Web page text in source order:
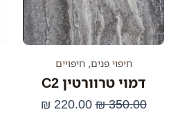
חיפוי פנים,חיפויים
דמוי טרוורטין C2
350.00
₪
220.00
₪